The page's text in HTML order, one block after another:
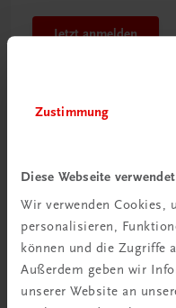
Zustimmung
Diese Webseite
Wir verwenden Cookies,
personalisieren,
können und die Zugriffe
Außerdem geben wir
unserer Website an
Jetzt anmelden